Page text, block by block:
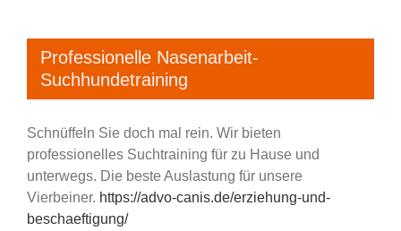
Professionelle Nasenarbeit-
Suchhundetraining
Schnüffeln Sie doch mal rein. Wir bieten
professionelles Suchtraining für zu Hause und
unterwegs. Die beste Auslastung für unsere
Vierbeiner. https://advo-canis.de/erziehung-und-
beschaeftigung/